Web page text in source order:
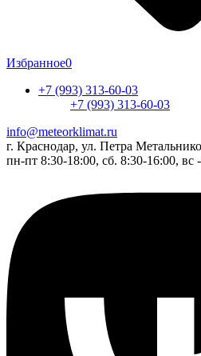
Избранное0
+7 (993) 313-60-03
+7 (993) 313-60-03
info@meteorklimat.ru
г. Краснодар, ул. Петра
пн-пт 8:30-18:00, сб. 8:30-16:00, вс